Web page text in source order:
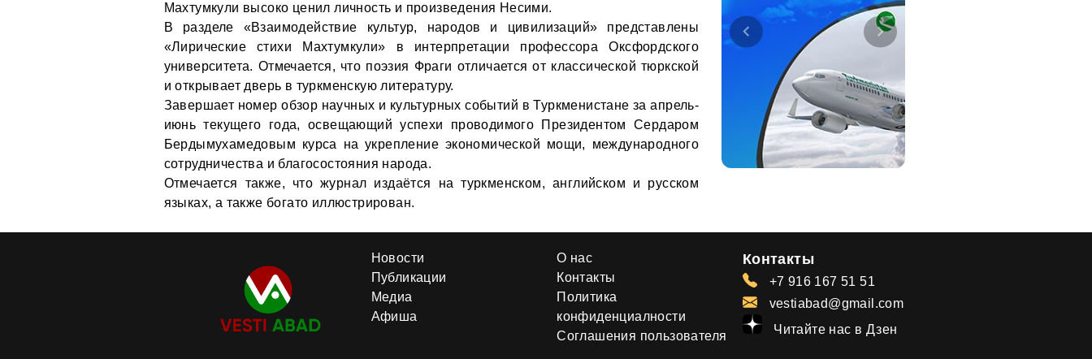
Махтумкули высоко ценил личность и произведения Несими.
В разделе «Взаимодействие культур, народов и цивилизаций» представлены
«Лирические стихи Махтумкули» в интерпретации профессора Оксфордского
университета. Отмечается, что поэзия Фраги отличается от классической тюркской
и открывает дверь в туркменскую литературу.
Завершает номер обзор научных и культурных событий в Туркменистане за апрель-
июнь текущего года, освещающий успехи проводимого Президентом Сердаром
Бердымухамедовым курса на укрепление экономической мощи, международного
сотрудничества и благосостояния народа.
Отмечается также, что журнал издаётся на туркменском, английском и русском
языках, а также богато иллюстрирован.
Новости
Публикации
Медиа
Афиша
О нас
Контакты
Политика
конфиденциалности
Соглашения пользователя
Контакты
+7 916 167 51 51
vestiabad@gmail.com
Читайте нас в Дзен